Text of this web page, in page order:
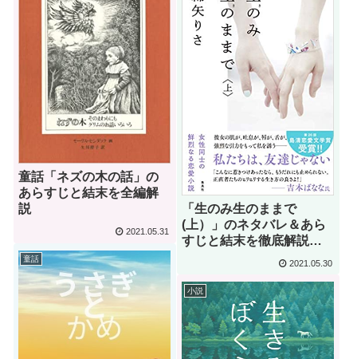
童話「ネズの木の話」の
あらすじと結末を全編解
説
2021.05.31
「生のみ生のままで
(上）」のネタバレ＆あら
すじと結末を徹底解説｜
2021.05.30
童話
小説